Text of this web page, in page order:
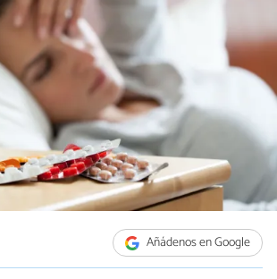
Añádenos en Google